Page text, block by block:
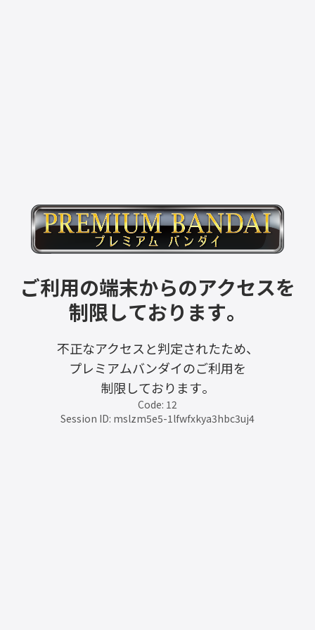
ご利用の端末からのアクセスを
制限しております。
不正なアクセスと判定されたため、
プレミアムバンダイのご利用を
制限しております。
Code: 12
Session ID: mslzm5e5-1lfwfxkya3hbc3uj4